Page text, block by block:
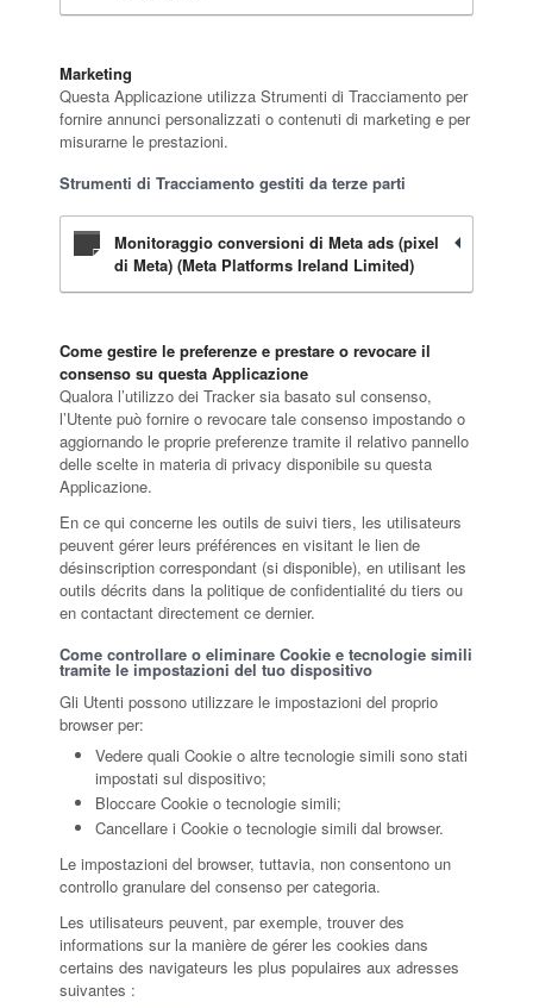
Marketing
Questa Applicazione utilizza Strumenti di Tracciamento per
fornire annunci personalizzati o contenuti di marketing e per
misurarne le prestazioni.
Strumenti di Tracciamento gestiti da terze parti
Monitoraggio conversioni di Meta ads (pixel
di Meta) (Meta Platforms Ireland Limited)
Come gestire le preferenze e prestare o revocare il
consenso su questa Applicazione
Qualora l’utilizzo dei Tracker sia basato sul consenso,
l’Utente può fornire o revocare tale consenso impostando o
aggiornando le proprie preferenze tramite il relativo pannello
delle scelte in materia di privacy disponibile su questa
Applicazione.
En ce qui concerne les outils de suivi tiers, les utilisateurs
peuvent gérer leurs préférences en visitant le lien de
désinscription correspondant (si disponible), en utilisant les
outils décrits dans la politique de confidentialité du tiers ou
en contactant directement ce dernier.
Come controllare o eliminare Cookie e tecnologie simili
tramite le impostazioni del tuo dispositivo
Gli Utenti possono utilizzare le impostazioni del proprio
browser per:
Vedere quali Cookie o altre tecnologie simili sono stati
impostati sul dispositivo;
Bloccare Cookie o tecnologie simili;
Cancellare i Cookie o tecnologie simili dal browser.
Le impostazioni del browser, tuttavia, non consentono un
controllo granulare del consenso per categoria.
Les utilisateurs peuvent, par exemple, trouver des
informations sur la manière de gérer les cookies dans
certains des navigateurs les plus populaires aux adresses
suivantes :